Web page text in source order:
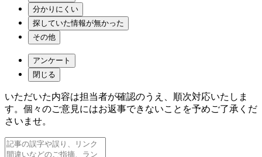
分かりにくい
探していた情報が無かった
その他
アンケート
閉じる
いただいた内容は担当者が確認のうえ、順次対応いたしま
す。個々のご意見にはお返事できないことを予めご了承くだ
さいませ。